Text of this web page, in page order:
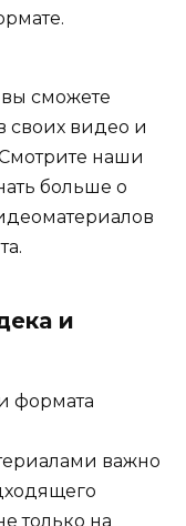
сможете
своих видео и
наши
больше о
и
важно
только на